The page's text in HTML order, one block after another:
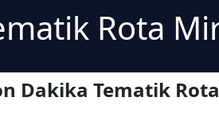
Rota
Dakika Tematik